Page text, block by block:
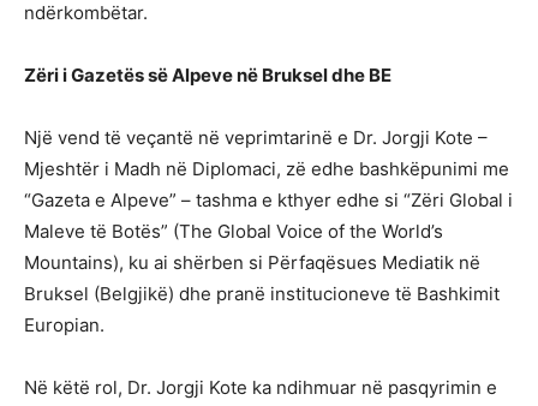
ndërkombëtar.
Zëri i Gazetës së Alpeve në Bruksel dhe BE
Një vend të veçantë në veprimtarinë e Dr. Jorgji Kote –
Mjeshtër i Madh në Diplomaci, zë edhe bashkëpunimi me
“Gazeta e Alpeve” – tashma e kthyer edhe si “Zëri Global i
Maleve të Botës” (The Global Voice of the World’s
Mountains), ku ai shërben si Përfaqësues Mediatik në
Bruksel (Belgjikë) dhe pranë institucioneve të Bashkimit
Europian.
Në këtë rol, Dr. Jorgji Kote ka ndihmuar në pasqyrimin e